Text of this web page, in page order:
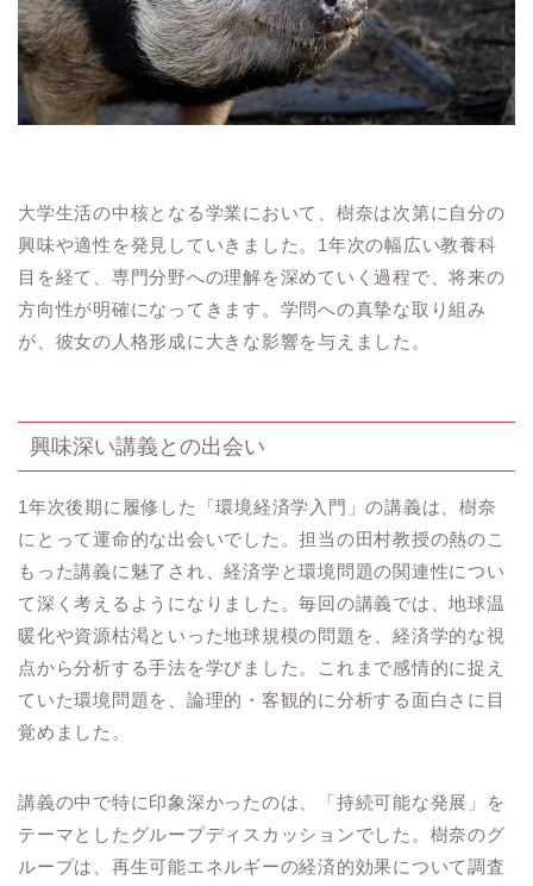
大学生活の中核となる学業において、樹奈は次第に自分の
興味や適性を発見していきました。1年次の幅広い教養科
目を経て、専門分野への理解を深めていく過程で、将来の
方向性が明確になってきます。学問への真摯な取り組み
が、彼女の人格形成に大きな影響を与えました。
興味深い講義との出会い
1年次後期に履修した「環境経済学入門」の講義は、樹奈
にとって運命的な出会いでした。担当の田村教授の熱のこ
もった講義に魅了され、経済学と環境問題の関連性につい
て深く考えるようになりました。毎回の講義では、地球温
暖化や資源枯渇といった地球規模の問題を、経済学的な視
点から分析する手法を学びました。これまで感情的に捉え
ていた環境問題を、論理的・客観的に分析する面白さに目
覚めました。
講義の中で特に印象深かったのは、「持続可能な発展」を
テーマとしたグループディスカッションでした。樹奈のグ
ループは、再生可能エネルギーの経済的効果について調査